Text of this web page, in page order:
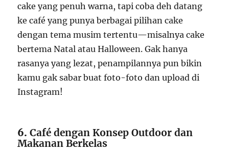
cake yang penuh warna, tapi coba deh datang
ke café yang punya berbagai pilihan cake
dengan tema musim tertentu—misalnya cake
bertema Natal atau Halloween. Gak hanya
rasanya yang lezat, penampilannya pun bikin
kamu gak sabar buat foto-foto dan upload di
Instagram!
6.Café dengan Konsep Outdoor dan
Makanan Berkelas